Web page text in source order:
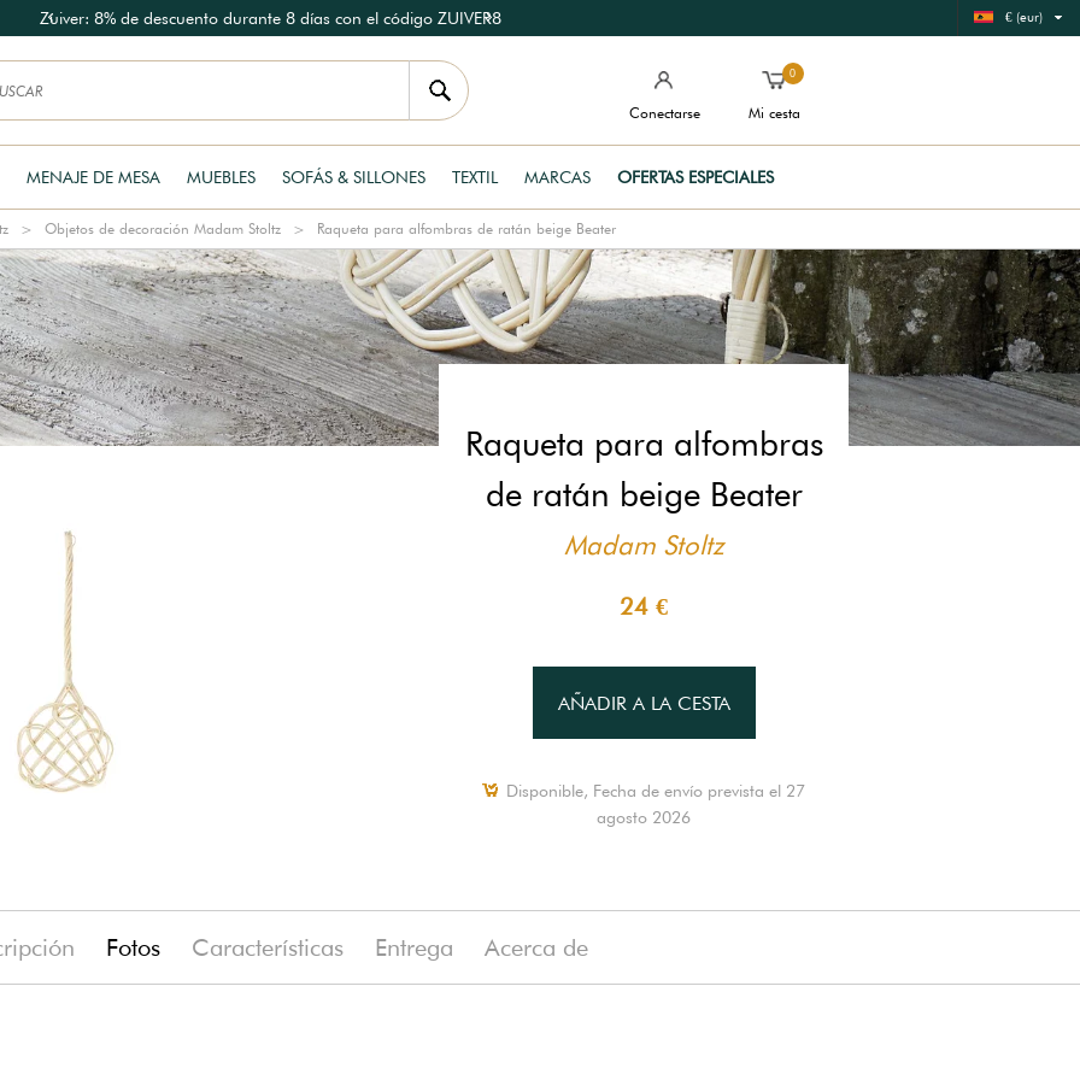
Zuiver: 8% de descuento durante 8 días con el código ZUIVER8 € (eur)
Conectarse
0
Mi cesta
MENAJE DE MESA MUEBLES SOFÁS & SILLONES TEXTIL MARCAS OFERTAS ESPECIALES
Objetos de decoración Madam Stoltz Raqueta para alfombras de ratán beige Beater
Raqueta para alfombras
de ratán beige Beater
Madam Stoltz
24 €
AÑADIR A LA CESTA
Disponible, Fecha de envío prevista el 27
agosto 2026
Fotos Características Entrega Acerca de